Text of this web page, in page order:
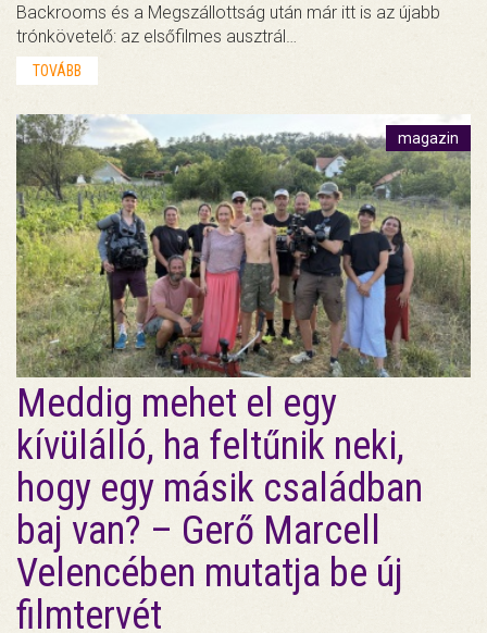
Backrooms és a Megszállottság után már itt is az újabb
trónkövetelő: az elsőfilmes ausztrál…
TOVÁBB
magazin
Meddig mehet el egy
kívülálló, ha feltűnik neki,
hogy egy másik családban
baj van? – Gerő Marcell
Velencében mutatja be új
filmtervét